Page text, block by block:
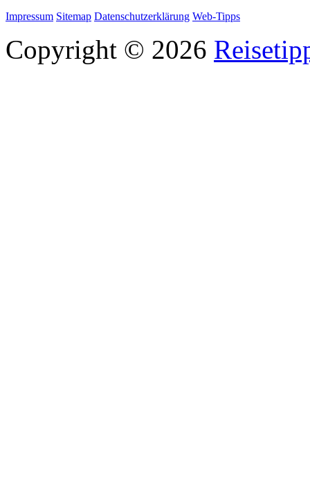
Impressum Sitemap Datenschutzerklärung Web-Tipps
Copyright © 2026